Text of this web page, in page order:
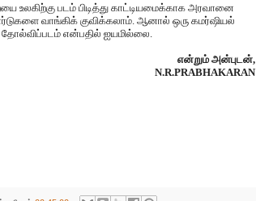
படம் பிடித்து காட்டியமைக்காக அரவானை
வாங்கிக் குவிக்கலாம். ஆனால் ஒரு கமர்ஷியல்
என்பதில் ஐயமில்லை.
என்றும் அன்புடன்,
N.R.PRABHAKARAN